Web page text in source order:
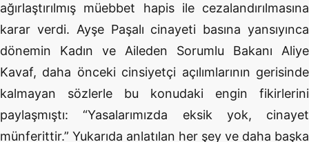
ağırlaştırılmış müebbet hapis ile cezalandırılmasına
karar verdi. Ayşe Paşalı cinayeti basına yansıyınca
dönemin Kadın ve Aileden Sorumlu Bakanı Aliye
Kavaf, daha önceki cinsiyetçi açılımlarının gerisinde
kalmayan sözlerle bu konudaki engin fikirlerini
paylaşmıştı: “Yasalarımızda eksik yok, cinayet
münferittir.” Yukarıda anlatılan her şey ve daha başka